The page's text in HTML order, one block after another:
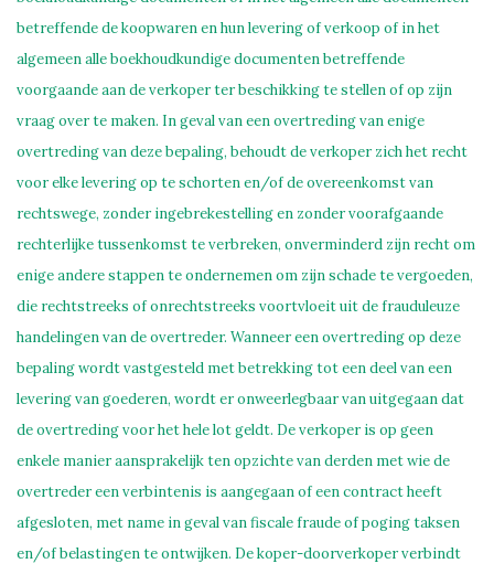
betreffende de koopwaren en hun levering of verkoop of in het
algemeen alle boekhoudkundige documenten betreffende
voorgaande aan de verkoper ter beschikking te stellen of op zijn
vraag over te maken. In geval van een overtreding van enige
overtreding van deze bepaling, behoudt de verkoper zich het recht
voor elke levering op te schorten en/of de overeenkomst van
rechtswege, zonder ingebrekestelling en zonder voorafgaande
rechterlijke tussenkomst te verbreken, onverminderd zijn recht om
enige andere stappen te ondernemen om zijn schade te vergoeden,
die rechtstreeks of onrechtstreeks voortvloeit uit de frauduleuze
handelingen van de overtreder. Wanneer een overtreding op deze
bepaling wordt vastgesteld met betrekking tot een deel van een
levering van goederen, wordt er onweerlegbaar van uitgegaan dat
de overtreding voor het hele lot geldt. De verkoper is op geen
enkele manier aansprakelijk ten opzichte van derden met wie de
overtreder een verbintenis is aangegaan of een contract heeft
afgesloten, met name in geval van fiscale fraude of poging taksen
en/of belastingen te ontwijken. De koper-doorverkoper verbindt